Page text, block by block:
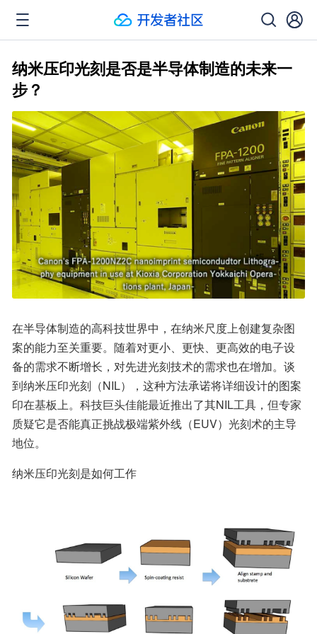
纳米压印光刻是否是半导体制造的未来一
步？
在半导体制造的高科技世界中，在纳米尺度上创建复杂图
案的能力至关重要。随着对更小、更快、更高效的电子设
备的需求不断增长，对先进光刻技术的需求也在增加。谈
到纳米压印光刻（NIL），这种方法承诺将详细设计的图案
印在基板上。科技巨头佳能最近推出了其NIL工具，但专家
质疑它是否能真正挑战极端紫外线（EUV）光刻术的主导
地位。
纳米压印光刻是如何工作